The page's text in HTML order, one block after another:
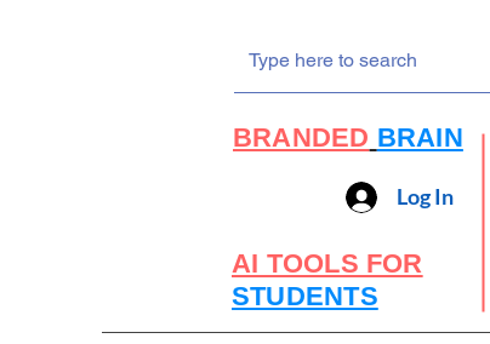
BRANDED BRAIN
Log In
AI TOOLS FOR
STUDENTS